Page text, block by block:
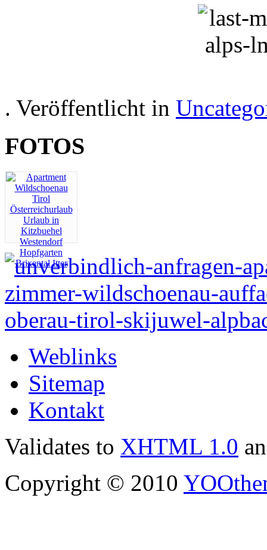
. Veröffentlicht in
FOTOS
Weblinks
Sitemap
Kontakt
Validates to XHTML 1.0
Copyright © 2010